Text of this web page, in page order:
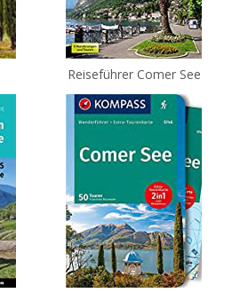
Reiseführer Comer See